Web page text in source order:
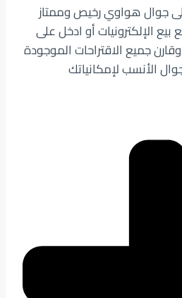
جوال هواوي رخيص وممتاز
الإلكترونيات أو ادخل على
جميع الاقتراحات الموجودة
الأنسب لإمكانياتك